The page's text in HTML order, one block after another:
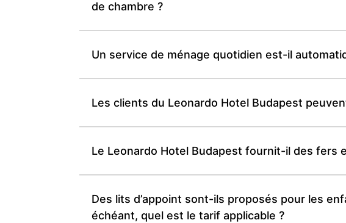
de chambre ?
Un service de ménage quotidien est-il
Les clients du Leonardo Hotel Budapest
Le Leonardo Hotel Budapest fournit-il des fers
Des lits d’appoint sont-ils proposés pour les
échéant, quel est le tarif applicable ?